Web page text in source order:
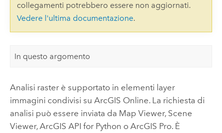
collegamenti potrebbero essere non aggiornati.
Vedere l'ultima documentazione.
In questo argomento
Analisi raster è supportato in elementi layer
immagini condivisi su ArcGIS Online. La richiesta di
analisi può essere inviata da Map Viewer, Scene
Viewer, ArcGIS API for Python o ArcGIS Pro. È